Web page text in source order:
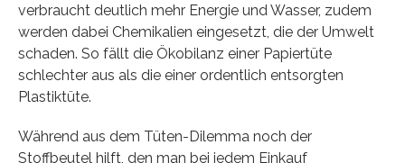
verbraucht deutlich mehr Energie und Wasser, zudem
werden dabei Chemikalien eingesetzt, die der Umwelt
schaden. So fällt die Ökobilanz einer Papiertüte
schlechter aus als die einer ordentlich entsorgten
Plastiktüte.
Während aus dem Tüten-Dilemma noch der
Stoffbeutel hilft, den man bei jedem Einkauf